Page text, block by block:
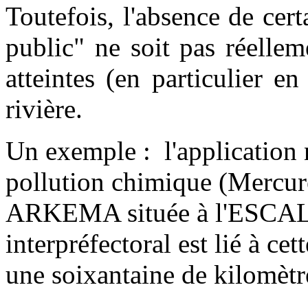
Toutefois, l'absence de
public" ne soit pas
atteintes (en particulier
rivière.
Un exemple : l'application
pollution chimique
ARKEMA située à
interpréfectoral est lié à
une soixantaine de